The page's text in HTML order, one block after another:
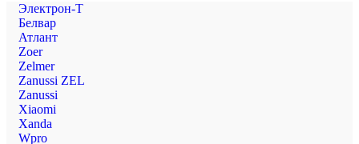
Электрон-Т
Белвар
Атлант
Zoer
Zelmer
Zanussi ZEL
Zanussi
Xiaomi
Xanda
Wpro